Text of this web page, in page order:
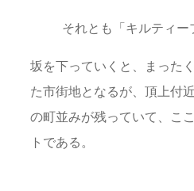
それとも「キルティー
坂を下っていくと、まった
た市街地となるが、頂上付
の町並みが残っていて、こ
トである。